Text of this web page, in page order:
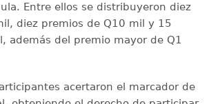
Entre ellos se distribuyeron diez
diez premios de Q10 mil y 15
además del premio mayor de Q1
acertaron el marcador de